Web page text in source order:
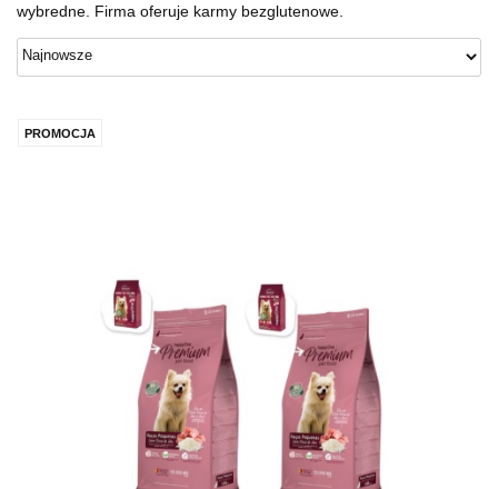
wybredne. Firma oferuje karmy bezglutenowe.
PROMOCJA